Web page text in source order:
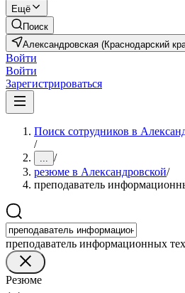
Ещё
Поиск
Александровская (Краснодарский
Войти
Войти
Зарегистрироваться
Поиск сотрудников в
/
... /
резюме в Александровской/
преподаватель
преподаватель информационных
Резюме